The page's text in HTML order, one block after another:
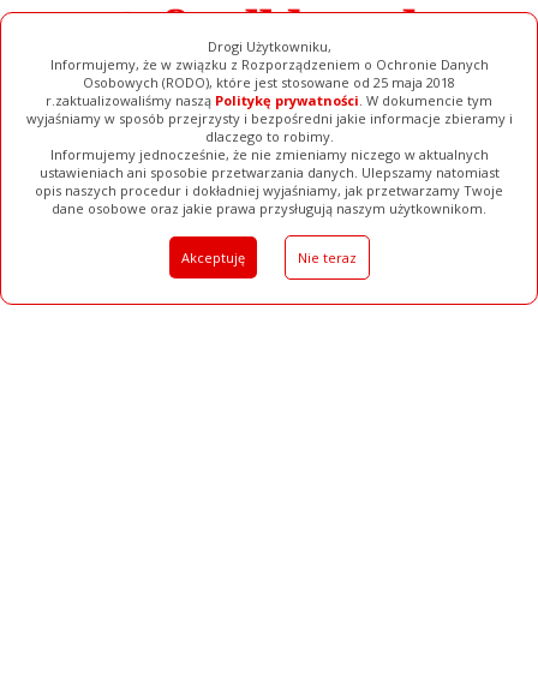
Drogi Użytkowniku,
Informujemy, że w związku z Rozporządzeniem o Ochronie Danych
Osobowych (RODO), które jest stosowane od 25 maja 2018
r.zaktualizowaliśmy naszą Politykę prywatności. W dokumencie tym
wyjaśniamy w sposób przejrzysty i bezpośredni jakie informacje zbieramy i
dlaczego to robimy.
Informujemy jednocześnie, że nie zmieniamy niczego w aktualnych
ustawieniach ani sposobie przetwarzania danych. Ulepszamy natomiast
opis naszych procedur i dokładniej wyjaśniamy, jak przetwarzamy Twoje
dane osobowe oraz jakie prawa przysługują naszym użytkownikom.
Akceptuję Nie teraz
Ogłoszenia Filmy Galerie Baza Firm Pełna Wersja